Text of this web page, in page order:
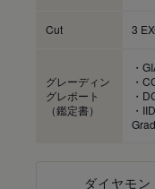
Cut 3
グレーディン
グレポート
（鑑定書）
・
・
・
・
ダイヤモ